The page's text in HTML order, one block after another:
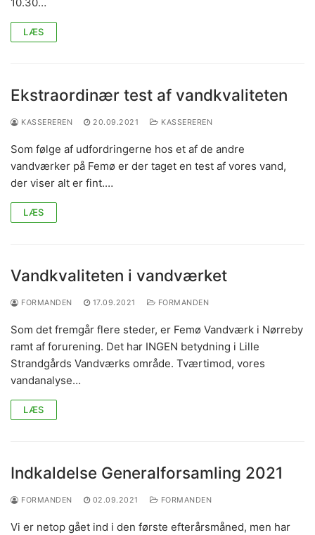
LÆS
Ekstraordinær test af vandkvaliteten
KASSEREREN 20.09.2021 KASSEREREN
Som følge af udfordringerne hos et af de andre
vandværker på Femø er der taget en test af vores vand,
der viser alt er fint.…
LÆS
Vandkvaliteten i vandværket
FORMANDEN 17.09.2021 FORMANDEN
Som det fremgår flere steder, er Femø Vandværk i Nørreby
ramt af forurening. Det har INGEN betydning i Lille
Strandgårds Vandværks område. Tværtimod, vores
vandanalyse…
LÆS
Indkaldelse Generalforsamling 2021
FORMANDEN 02.09.2021 FORMANDEN
Vi er netop gået ind i den første efterårsmåned, men har